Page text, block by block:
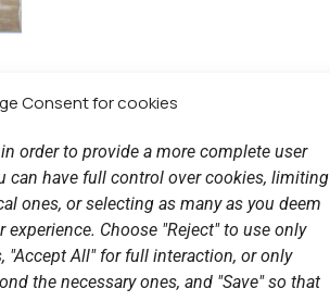
Consent for cookies
order to provide a more complete user
can have full control over cookies, limiting
ones, or selecting as many as you deem
Choose "Reject" to use only
"Accept All" for full interaction, or only
the necessary ones, and "Save" so that